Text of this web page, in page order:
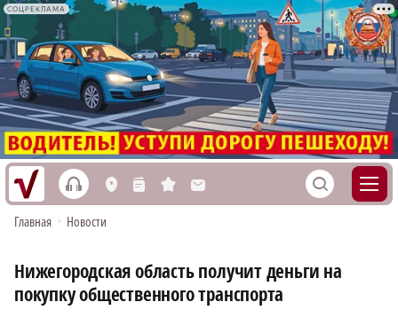
СОЦРЕКЛАМА
h L n s M S
Главная • Новости
Нижегородская область получит деньги на
покупку общественного транспорта